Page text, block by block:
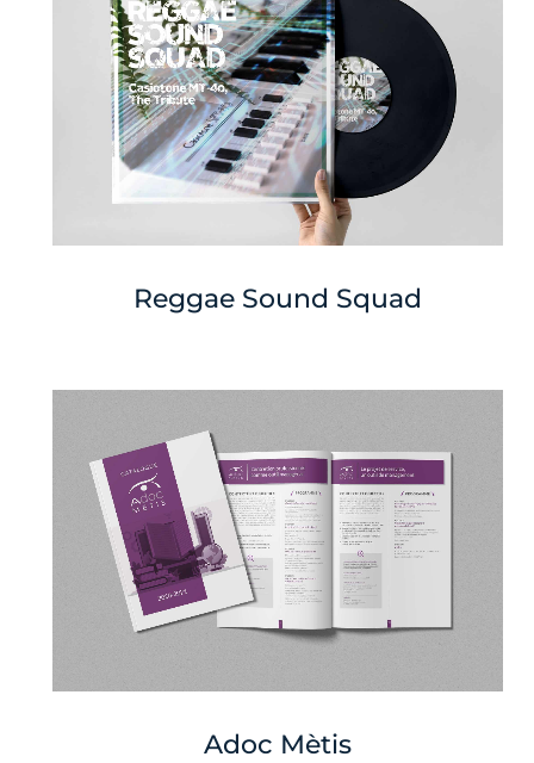
Reggae Sound Squad
Adoc Mètis